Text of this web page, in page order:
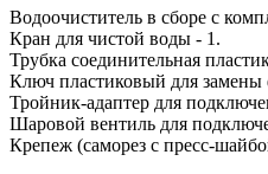
Водоочиститель в сборе с
Кран для чистой воды - 1.
Трубка соединительная
Ключ пластиковый для замены
Тройник-адаптер для
Шаровой вентиль для
Крепеж (саморез с пресс-